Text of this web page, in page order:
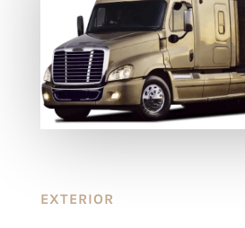
EXTERIOR